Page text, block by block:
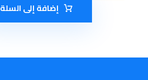
إضافة إلى السلة